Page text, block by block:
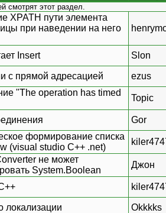
смотрят этот раздел.
XPATH пути элемента
при наведении на него
Insert Slon
с прямой адресацией
ezus
"The operation has timed
Topic
Gor
формирование списка
(visual studio C++ .net)
не может
System.Boolean
Джон
локализации Okkkks